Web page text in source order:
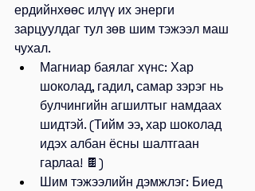
ердийнхөөс илүү их энерги
зарцуулдаг тул зөв шим тэжээл маш
чухал.
Магниар баялаг хүнс: Хар
шоколад, гадил, самар зэрэг нь
булчингийн агшилтыг намдаах
шидтэй. (Тийм ээ, хар шоколад
идэх албан ёсны шалтгаан
гарлаа! 🍫)
Шим тэжээлийн дэмжлэг: Биед